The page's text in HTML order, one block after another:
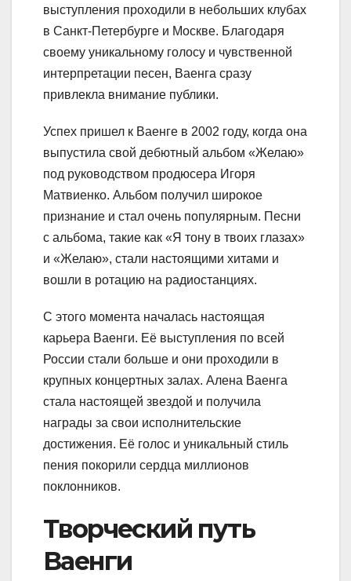
выступления проходили в небольших клубах
в Санкт-Петербурге и Москве. Благодаря
своему уникальному голосу и чувственной
интерпретации песен, Ваенга сразу
привлекла внимание публики.
Успех пришел к Ваенге в 2002 году, когда она
выпустила свой дебютный альбом «Желаю»
под руководством продюсера Игоря
Матвиенко. Альбом получил широкое
признание и стал очень популярным. Песни
с альбома, такие как «Я тону в твоих глазах»
и «Желаю», стали настоящими хитами и
вошли в ротацию на радиостанциях.
С этого момента началась настоящая
карьера Ваенги. Её выступления по всей
России стали больше и они проходили в
крупных концертных залах. Алена Ваенга
стала настоящей звездой и получила
награды за свои исполнительские
достижения. Её голос и уникальный стиль
пения покорили сердца миллионов
поклонников.
Творческий путь
Ваенги